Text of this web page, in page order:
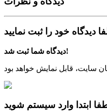
دیدگاه شما ثبت شد!
ابتدا وارد سیستم شوید